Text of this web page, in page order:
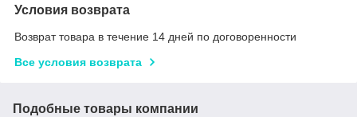
Условия возврата
Возврат товара в течение 14 дней по договоренности
Все условия возврата
Подобные товары компании